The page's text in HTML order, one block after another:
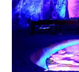
Wahana
Media
Group
WAHANA
NEWS